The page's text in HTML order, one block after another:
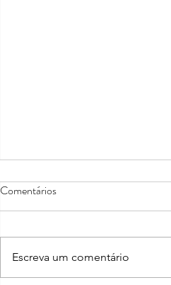
Comentários
Escreva um comentário